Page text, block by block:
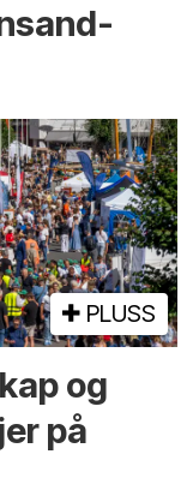
PLUSS
og
på